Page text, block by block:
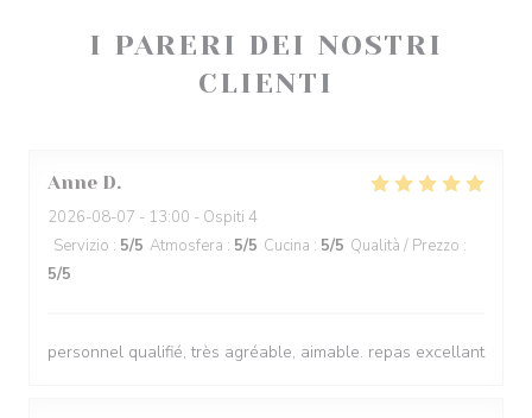
I PARERI DEI NOSTRI
CLIENTI
Anne D
2026-08-07 - 13:00 - Ospiti 4
Servizio : 5/5 Atmosfera : 5/5 Cucina : 5/5 Qualità / Prezzo :
5/5
personnel qualifié, très agréable, aimable. repas excellant